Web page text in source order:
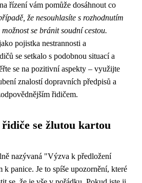
řízení vám pomůže dosáhnout co
že nesouhlasíte s rozhodnutím
se bránit soudní cestou.
pojistka nestrannosti a
se setkalo s podobnou situací a
se na pozitivní aspekty – využijte
znalostí dopravních předpisů a
řidičem.
se žlutou kartou
nazývaná "Výzva k předložení
panice. Je to spíše upozornění, které